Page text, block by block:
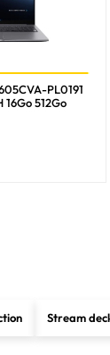
PL0191
16Go 512Go
Stream